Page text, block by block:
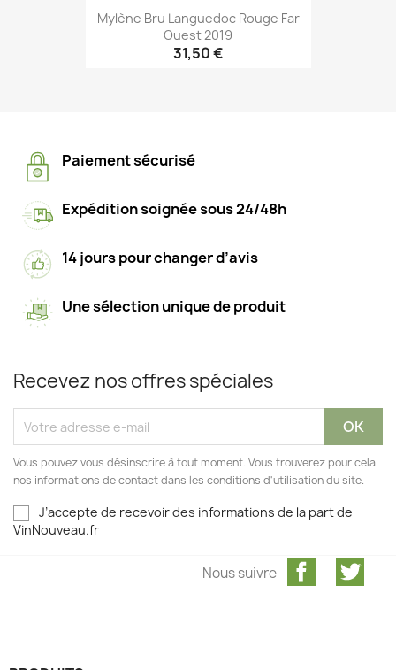
Mylène Bru Languedoc Rouge Far
Ouest 2019
31,50 €
Paiement sécurisé
Expédition soignée sous 24/48h
14 jours pour changer d’avis
Une sélection unique de produit
Recevez nos offres spéciales
Vous pouvez vous désinscrire à tout moment. Vous trouverez pour cela
nos informations de contact dans les conditions d'utilisation du site.
J’accepte de recevoir des informations de la part de
VinNouveau.fr
Facebook
Nous suivre